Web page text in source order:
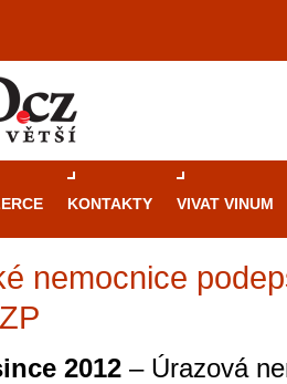
KONTAKTY VIVAT VINUM
nemocnice
2012 – Úrazová
Průvodce
automaty